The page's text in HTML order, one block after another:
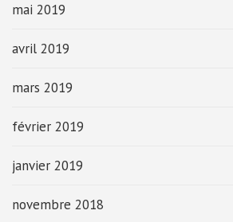
mai 2019
avril 2019
mars 2019
février 2019
janvier 2019
novembre 2018